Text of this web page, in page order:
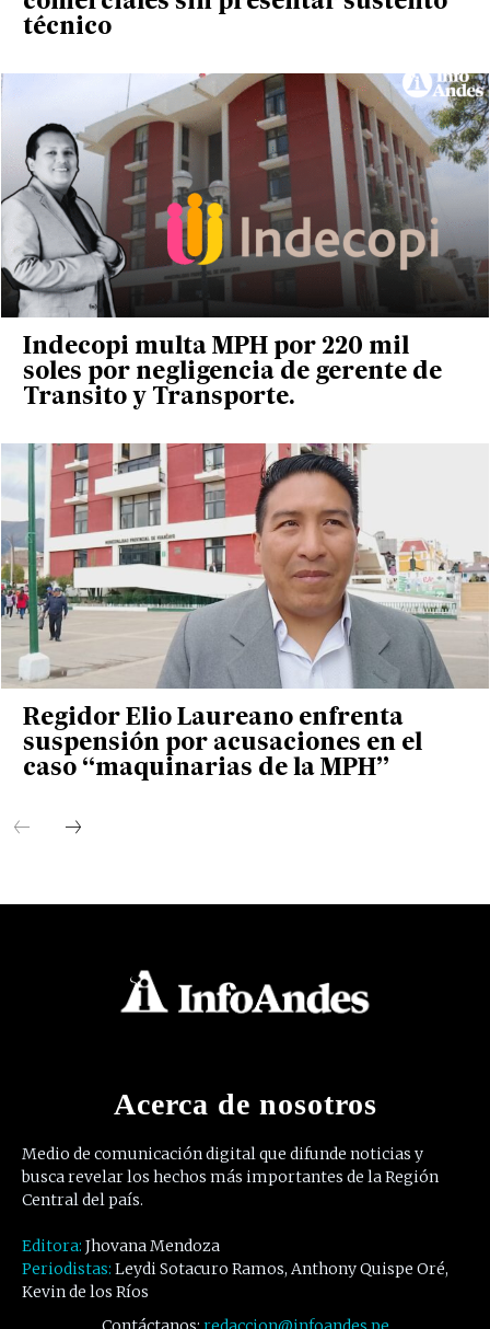
técnico
Indecopi multa MPH por 220 mil
soles por negligencia de gerente de
Transito y Transporte.
Regidor Elio Laureano enfrenta
suspensión por acusaciones en el
caso “maquinarias de la MPH”
Acerca de nosotros
Medio de comunicación digital que difunde noticias y
busca revelar los hechos más importantes de la Región
Central del país.
Editora: Jhovana Mendoza
Periodistas: Leydi Sotacuro Ramos, Anthony Quispe Oré,
Kevin de los Ríos